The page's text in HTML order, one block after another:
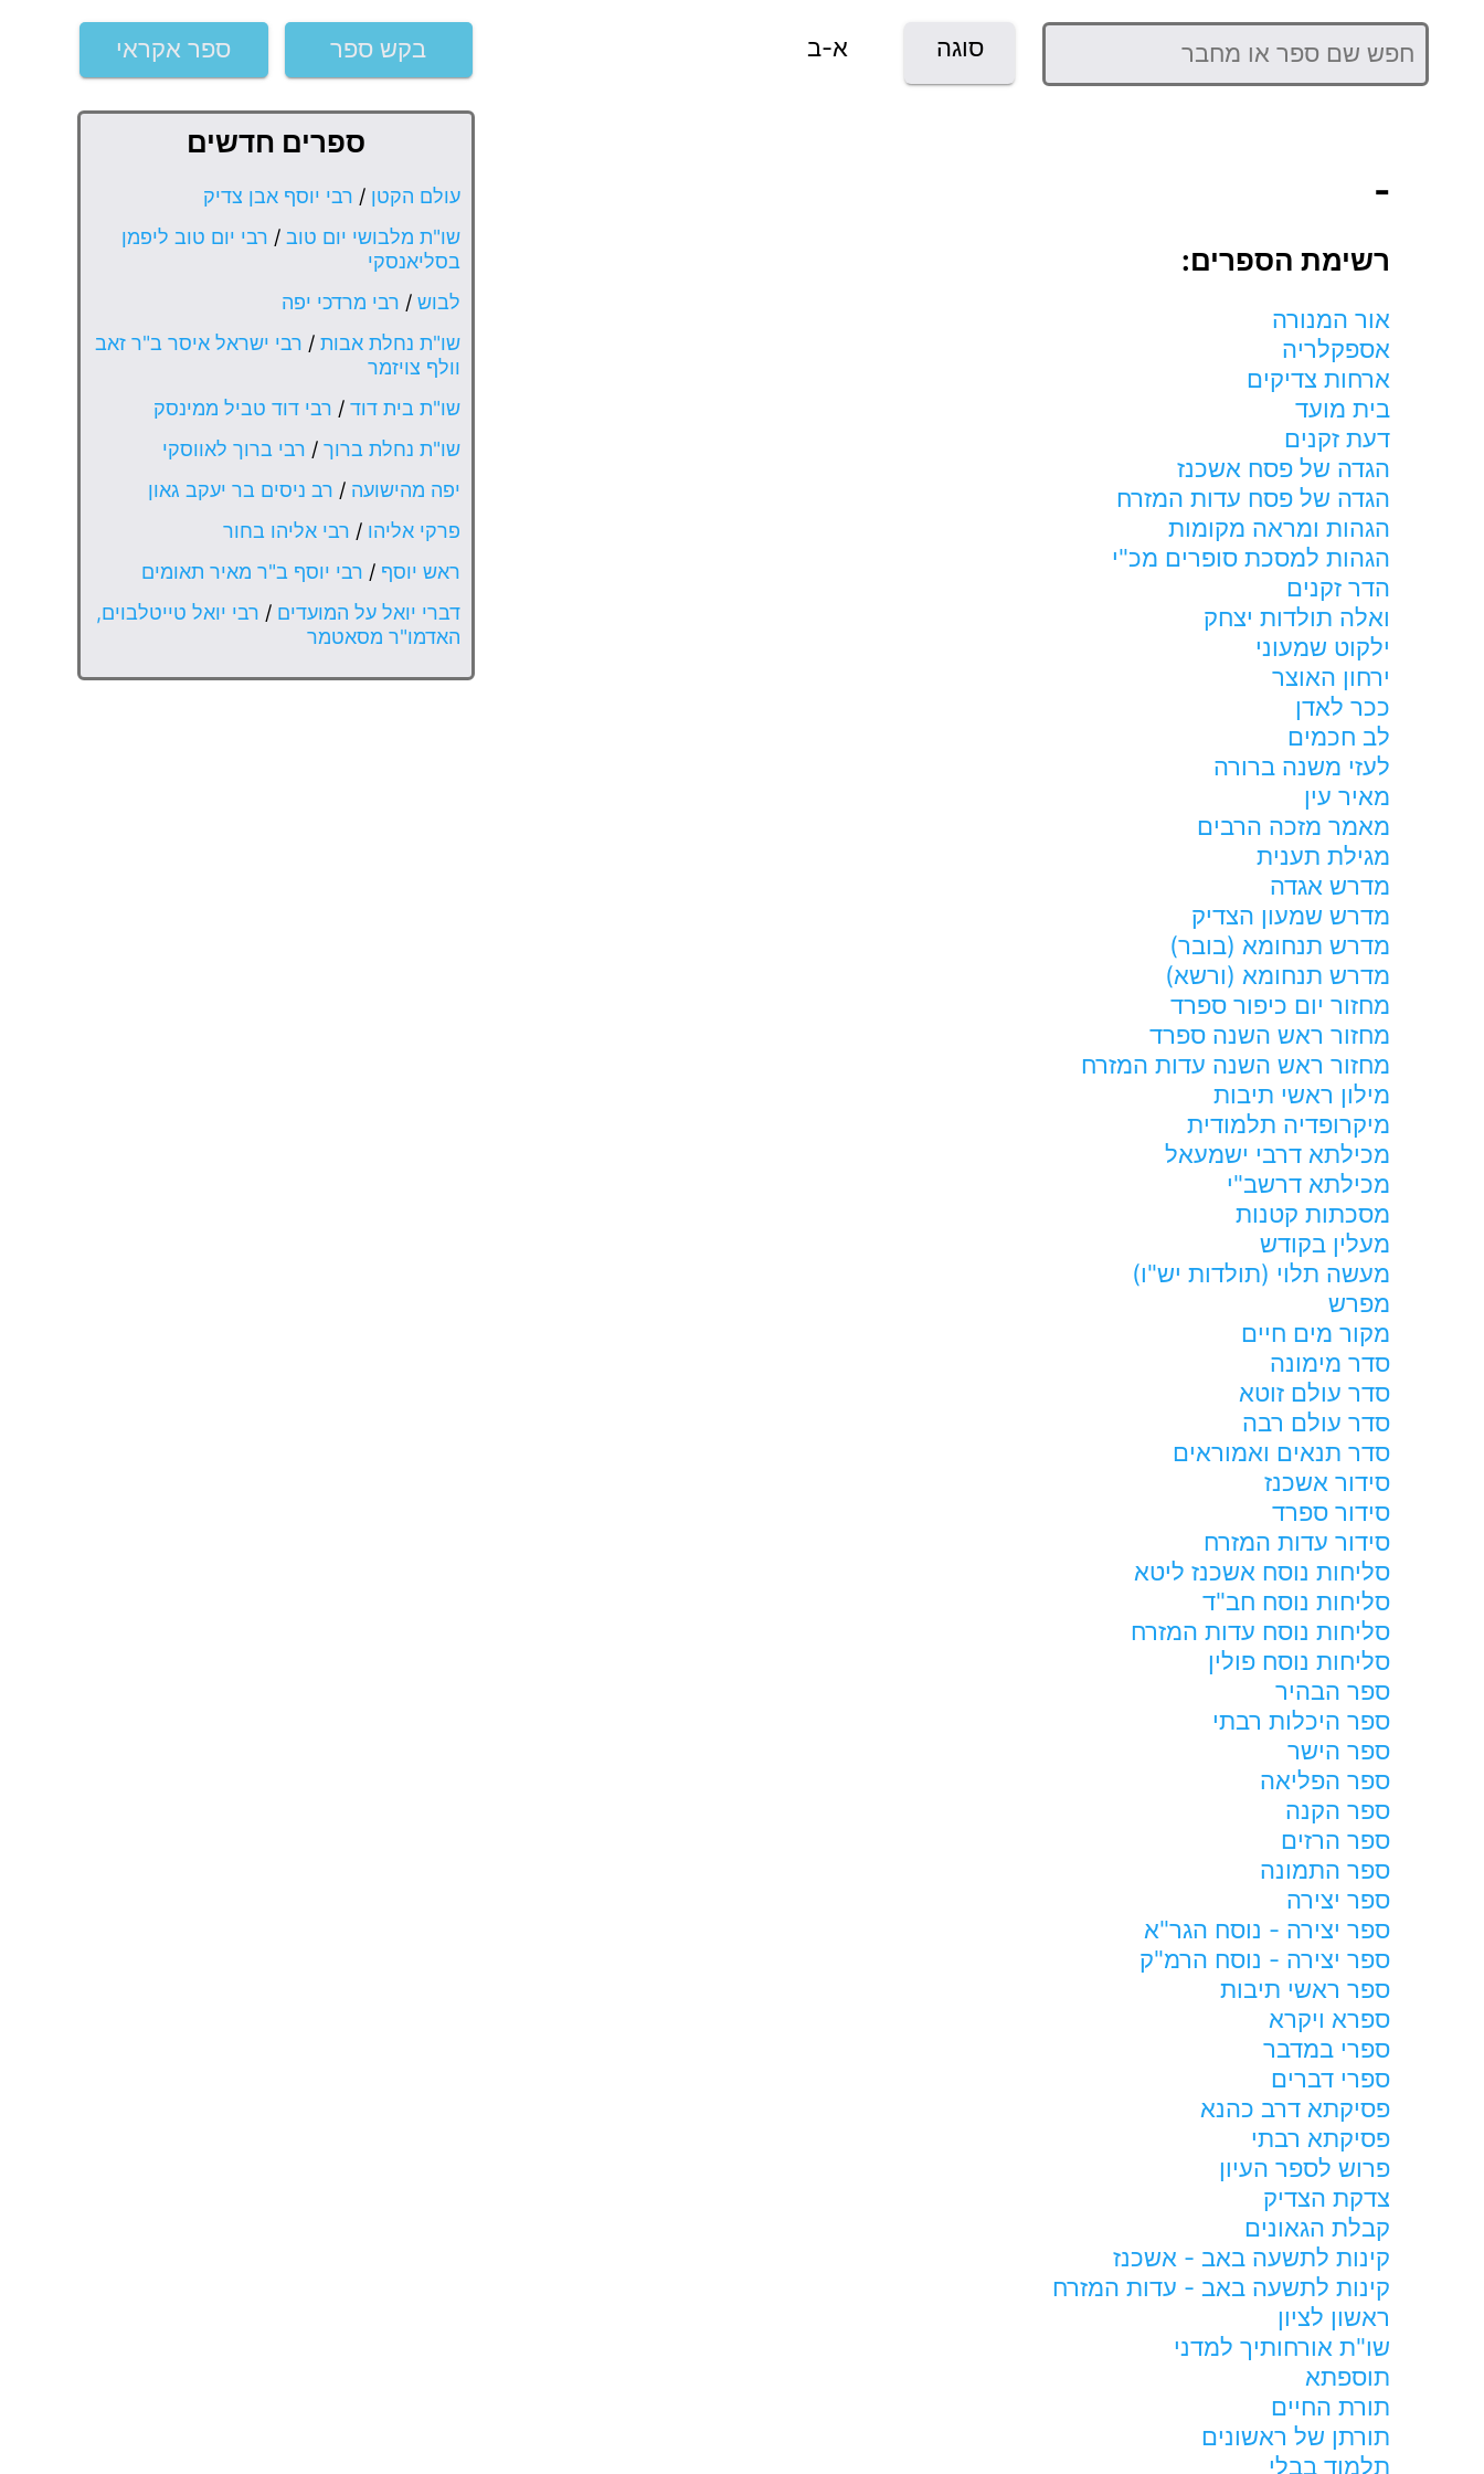
סוגה א-ב בקש ספר ספר אקראי
-
רשימת הספרים:
אור המנורה
אספקלריה
ארחות צדיקים
בית מועד
דעת זקנים
הגדה של פסח אשכנז
הגדה של פסח עדות המזרח
הגהות ומראה מקומות
הגהות למסכת סופרים מכ"י
הדר זקנים
ואלה תולדות יצחק
ילקוט שמעוני
ירחון האוצר
ככר לאדן
לב חכמים
לעזי משנה ברורה
מאיר עין
מאמר מזכה הרבים
מגילת תענית
מדרש אגדה
מדרש שמעון הצדיק
מדרש תנחומא (בובר)
מדרש תנחומא (ורשא)
מחזור יום כיפור ספרד
מחזור ראש השנה ספרד
מחזור ראש השנה עדות המזרח
מילון ראשי תיבות
מיקרופדיה תלמודית
מכילתא דרבי ישמעאל
מכילתא דרשב"י
מסכתות קטנות
מעלין בקודש
מעשה תלוי (תולדות יש"ו)
מפרש
מקור מים חיים
סדר מימונה
סדר עולם זוטא
סדר עולם רבה
סדר תנאים ואמוראים
סידור אשכנז
סידור ספרד
סידור עדות המזרח
סליחות נוסח אשכנז ליטא
סליחות נוסח חב"ד
סליחות נוסח עדות המזרח
סליחות נוסח פולין
ספר הבהיר
ספר היכלות רבתי
ספר הישר
ספר הפליאה
ספר הקנה
ספר הרזים
ספר התמונה
ספר יצירה
ספר יצירה - נוסח הגר"א
ספר יצירה - נוסח הרמ"ק
ספר ראשי תיבות
ספרא ויקרא
ספרי במדבר
ספרי דברים
פסיקתא דרב כהנא
פסיקתא רבתי
פרוש לספר העיון
צדקת הצדיק
קבלת הגאונים
קינות לתשעה באב - אשכנז
קינות לתשעה באב - עדות המזרח
ראשון לציון
שו"ת אורחותיך למדני
תוספתא
תורת החיים
תורתן של ראשונים
תלמוד בבלי
ספרים חדשים
עולם הקטן / רבי יוסף אבן צדיק
שו"ת מלבושי יום טוב / רבי יום טוב ליפמן
בסליאנסקי
לבוש / רבי מרדכי יפה
שו"ת נחלת אבות / רבי ישראל איסר ב"ר זאב
וולף צויזמר
שו"ת בית דוד / רבי דוד טביל ממינסק
שו"ת נחלת ברוך / רבי ברוך לאווסקי
יפה מהישועה / רב ניסים בר יעקב גאון
פרקי אליהו / רבי אליהו בחור
ראש יוסף / רבי יוסף ב"ר מאיר תאומים
דברי יואל על המועדים / רבי יואל טייטלבוים,
האדמו"ר מסאטמר